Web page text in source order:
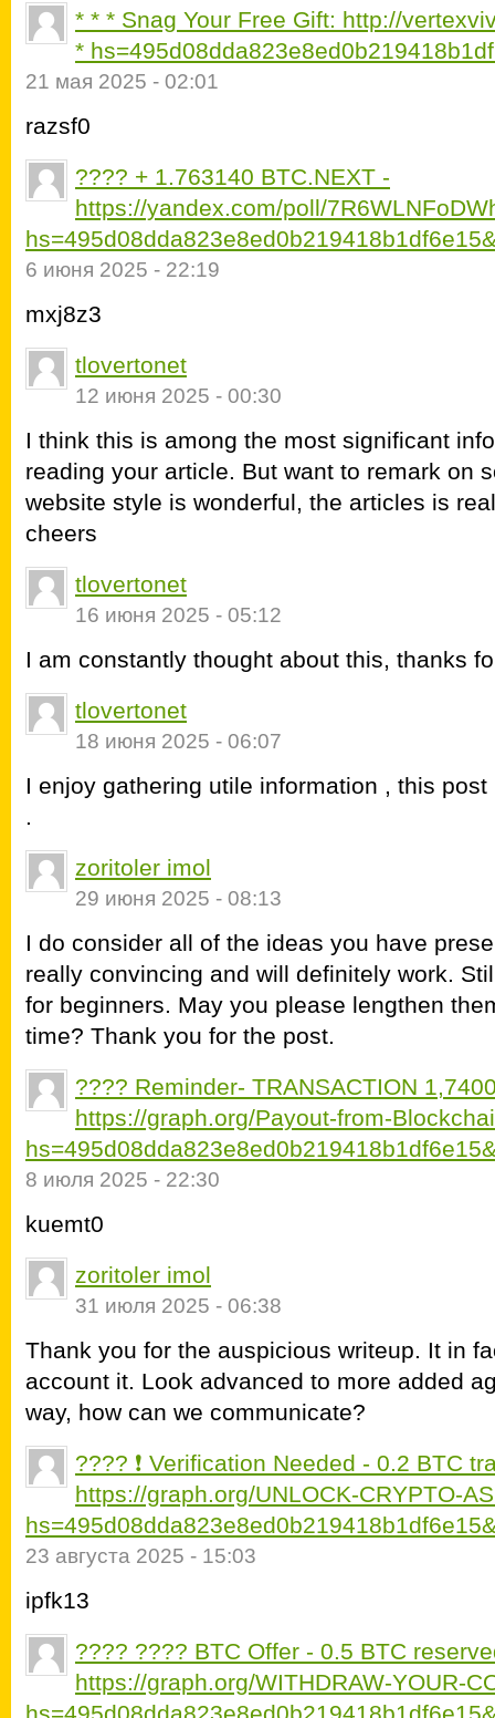
* * * Snag Your Free Gift: http://
*
21 мая 2025 - 02:01
razsf0
???? + 1.763140 BTC.NEXT -
https://yandex.com/poll/
6 июня 2025 - 22:19
mxj8z3
tlovertonet
12 июня 2025 - 00:30
I think this is among the most significant
reading your article. But want to remark on
website style is wonderful, the articles is
cheers
tlovertonet
16 июня 2025 - 05:12
I am constantly thought about this, thanks
tlovertonet
18 июня 2025 - 06:07
I enjoy gathering utile information , this
.
zoritoler imol
29 июня 2025 - 08:13
I do consider all of the ideas you have
really convincing and will definitely work.
for beginners. May you please lengthen
time? Thank you for the post.
???? Reminder- TRANSACTION
https://graph.org/Payout-from-
8 июля 2025 - 22:30
kuemt0
zoritoler imol
31 июля 2025 - 06:38
Thank you for the auspicious writeup. It in
account it. Look advanced to more added
way, how can we communicate?
???? ❗ Verification Needed - 0.2 BTC
https://graph.org/UNLOCK-CRYPTO-
23 августа 2025 - 15:03
ipfk13
???? ???? BTC Offer - 0.5 BTC
https://graph.org/WITHDRAW-YOUR-